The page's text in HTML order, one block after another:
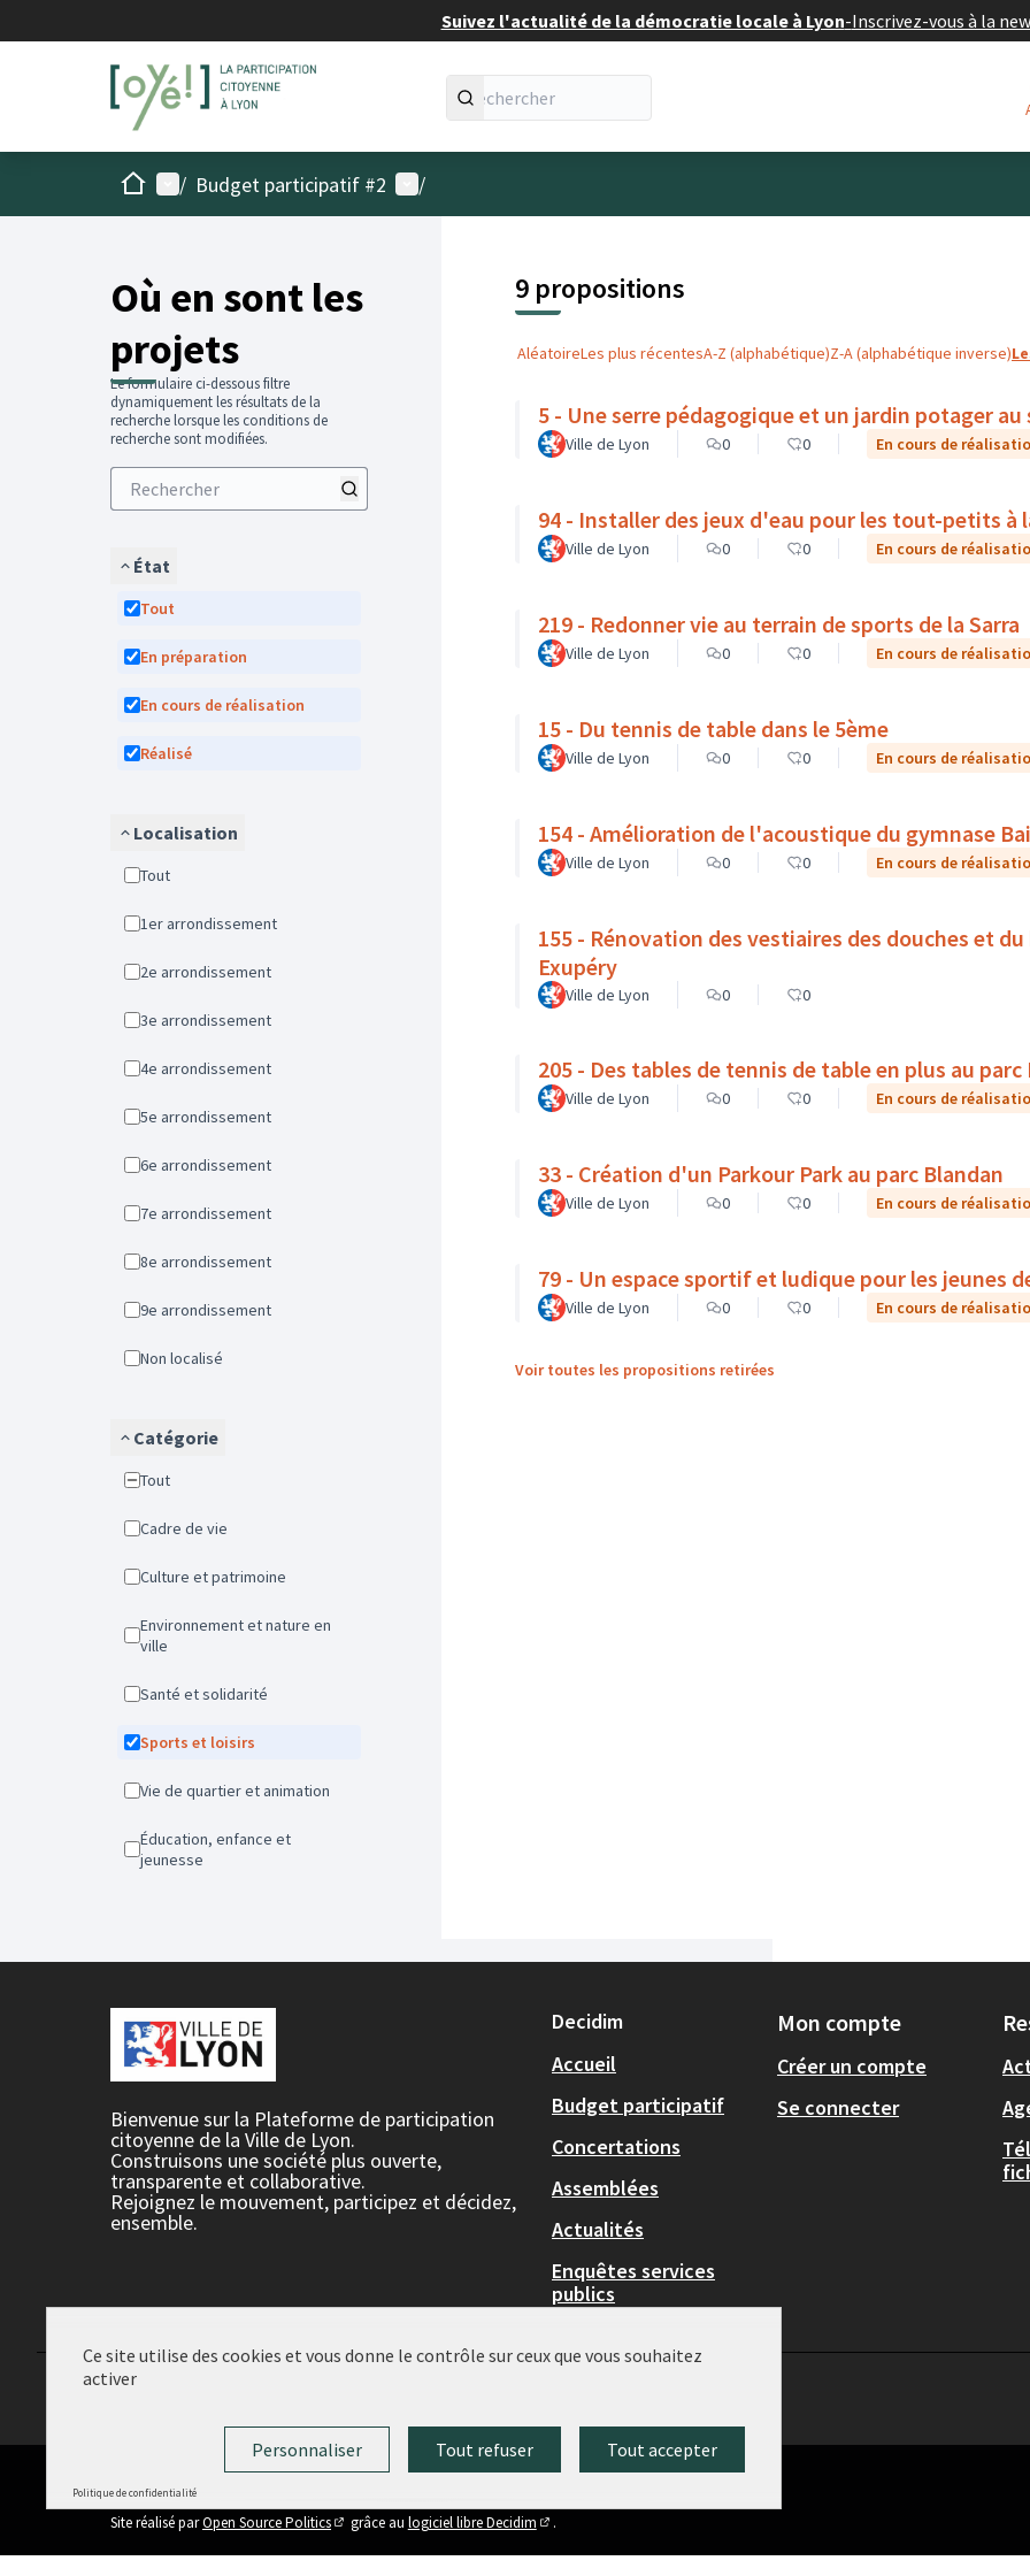
Suivez l'actualité de la démocratie locale à Lyon-Inscrivez-vous à la
AccueilMenu principal
/ Budget participatif #2 Menu utilisateur
/
Où en sont les
projets
Le formulaire ci-dessous filtre
dynamiquement les résultats de la
recherche lorsque les conditions de
recherche sont modifiées.
État
Tout
En préparation
En cours de réalisation
Réalisé
Localisation
Tout
1er arrondissement
2e arrondissement
3e arrondissement
4e arrondissement
5e arrondissement
6e arrondissement
7e arrondissement
8e arrondissement
9e arrondissement
Non localisé
Catégorie
Tout
Cadre de vie
Culture et patrimoine
Environnement et nature en
ville
Santé et solidarité
Sports et loisirs
Vie de quartier et animation
Éducation, enfance et
jeunesse
9 propositions
AléatoireLes plus récentesA-Z (alphabétique)Z-A (alphabétique inverse)
5 - Une serre pédagogique et un jardin potager
Ville de Lyon 0 0 En cours de
94 - Installer des jeux d'eau pour les tout-petits à
Ville de Lyon 0 0 En cours de
219 - Redonner vie au terrain de sports de la Sarra
Ville de Lyon 0 0 En cours de
15 - Du tennis de table dans le 5ème
Ville de Lyon 0 0 En cours de
154 - Amélioration de l'acoustique du gymnase
Ville de Lyon 0 0 En cours de
155 - Rénovation des vestiaires des douches et
Exupéry
Ville de Lyon 0 0
205 - Des tables de tennis de table en plus au parc
Ville de Lyon 0 0 En cours de
33 - Création d'un Parkour Park au parc Blandan
Ville de Lyon 0 0 En cours de
79 - Un espace sportif et ludique pour les jeunes
Ville de Lyon 0 0 En cours de
Voir toutes les propositions retirées
Bienvenue sur la Plateforme de participation
citoyenne de la Ville de Lyon.
Construisons une société plus ouverte,
transparente et collaborative.
Rejoignez le mouvement, participez et décidez,
ensemble.
Decidim
Accueil
Budget participatif
Concertations
Assemblées
Actualités
Enquêtes services
publics
Mon compte
Créer un compte
Se connecter
(Lien externe)
Site réalisé parOpen Source Politics
(Lien externe)
grâce au logiciel libre Decidim .
Ce site utilise des cookies et vous donne le contrôle sur ceux que vous souhaitez
activer
Tout accepter
Tout refuser
Personnaliser
Politique de confidentialité